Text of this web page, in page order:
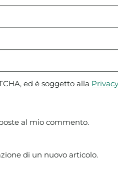
ed è soggetto alla
al mio commento.
di un nuovo articolo.